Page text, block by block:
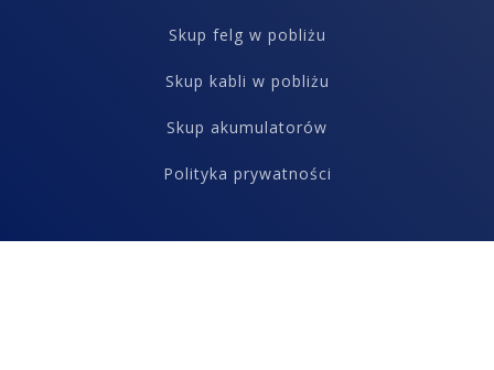
Skup felg w pobliżu
Skup kabli w pobliżu
Skup akumulatorów
Polityka prywatności